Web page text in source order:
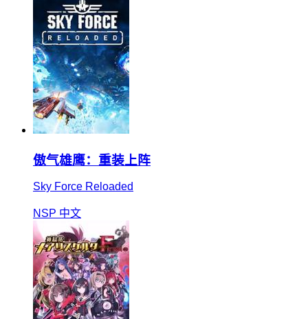
傲气雄鹰：重装上阵
Sky Force Reloaded
NSP 中文